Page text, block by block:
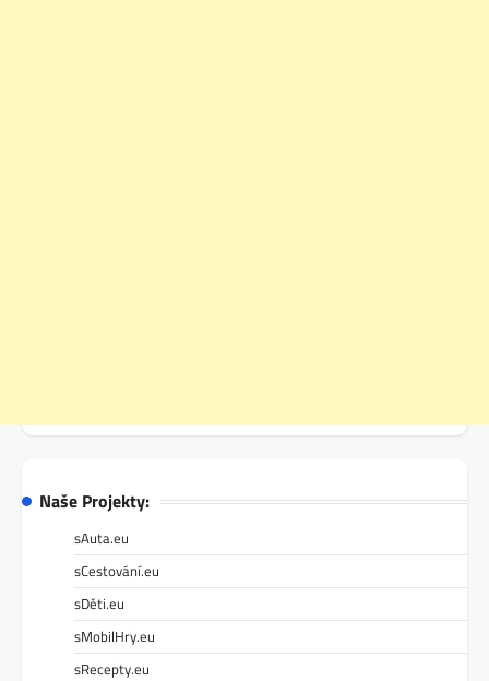
Naše Projekty:
sAuta.eu
sCestování.eu
sDěti.eu
sMobilHry.eu
sRecepty.eu